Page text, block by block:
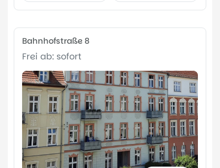
Bahnhofstraße 8
Frei ab: sofort